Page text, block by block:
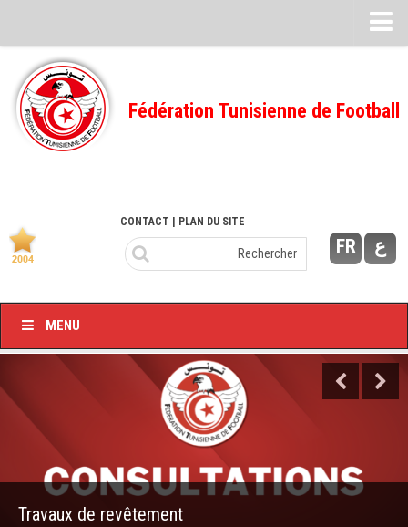
Feuille de match
FMI – 2022/2023
Ligue I – 2022/2023
Ligue I – 2020/2021
Ligue I – 2019/2020
Feuilles de match 2018/2019
Feuille de match 2017/2018
–Ligue I–
–Ligue II–
Fédération Tunisienne de Football
FR ع
CONTACT | PLAN DU SITE
MENU
Travaux de revêtement